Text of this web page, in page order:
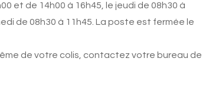
et de 14h00 à 16h45, le jeudi de 08h30 à
de 08h30 à 11h45. La poste est fermée le
de votre colis, contactez votre bureau de